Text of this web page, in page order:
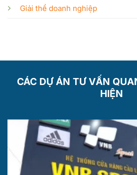
Giải thể doanh nghiệp
CÁC DỰ ÁN TƯ VẤN
HIỆN